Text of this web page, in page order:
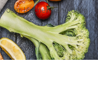
oder löschen. Und dann